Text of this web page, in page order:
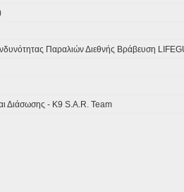
Παραλιών Διεθνής Βράβευση
Διάσωσης - Κ9 S.A.R. Team